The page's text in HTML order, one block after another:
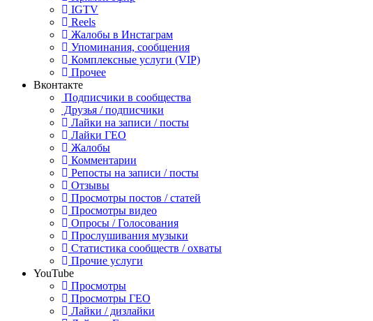
IGTV
Reels
Жалобы в Инстаграм
Упоминания, сообщения
Комплексные услуги (VIP)
Прочее
Вконтакте
Подписчики в сообщества
Друзья / подписчики
Лайки на записи / посты
Лайки ГЕО
Жалобы
Комментарии
Репосты на записи / посты
Отзывы
Просмотры постов / статей
Просмотры видео
Опросы / Голосования
Прослушивания музыки
Статистика сообществ / охваты
Прочие услуги
YouTube
Просмотры
Просмотры ГЕО
Лайки / дизлайки